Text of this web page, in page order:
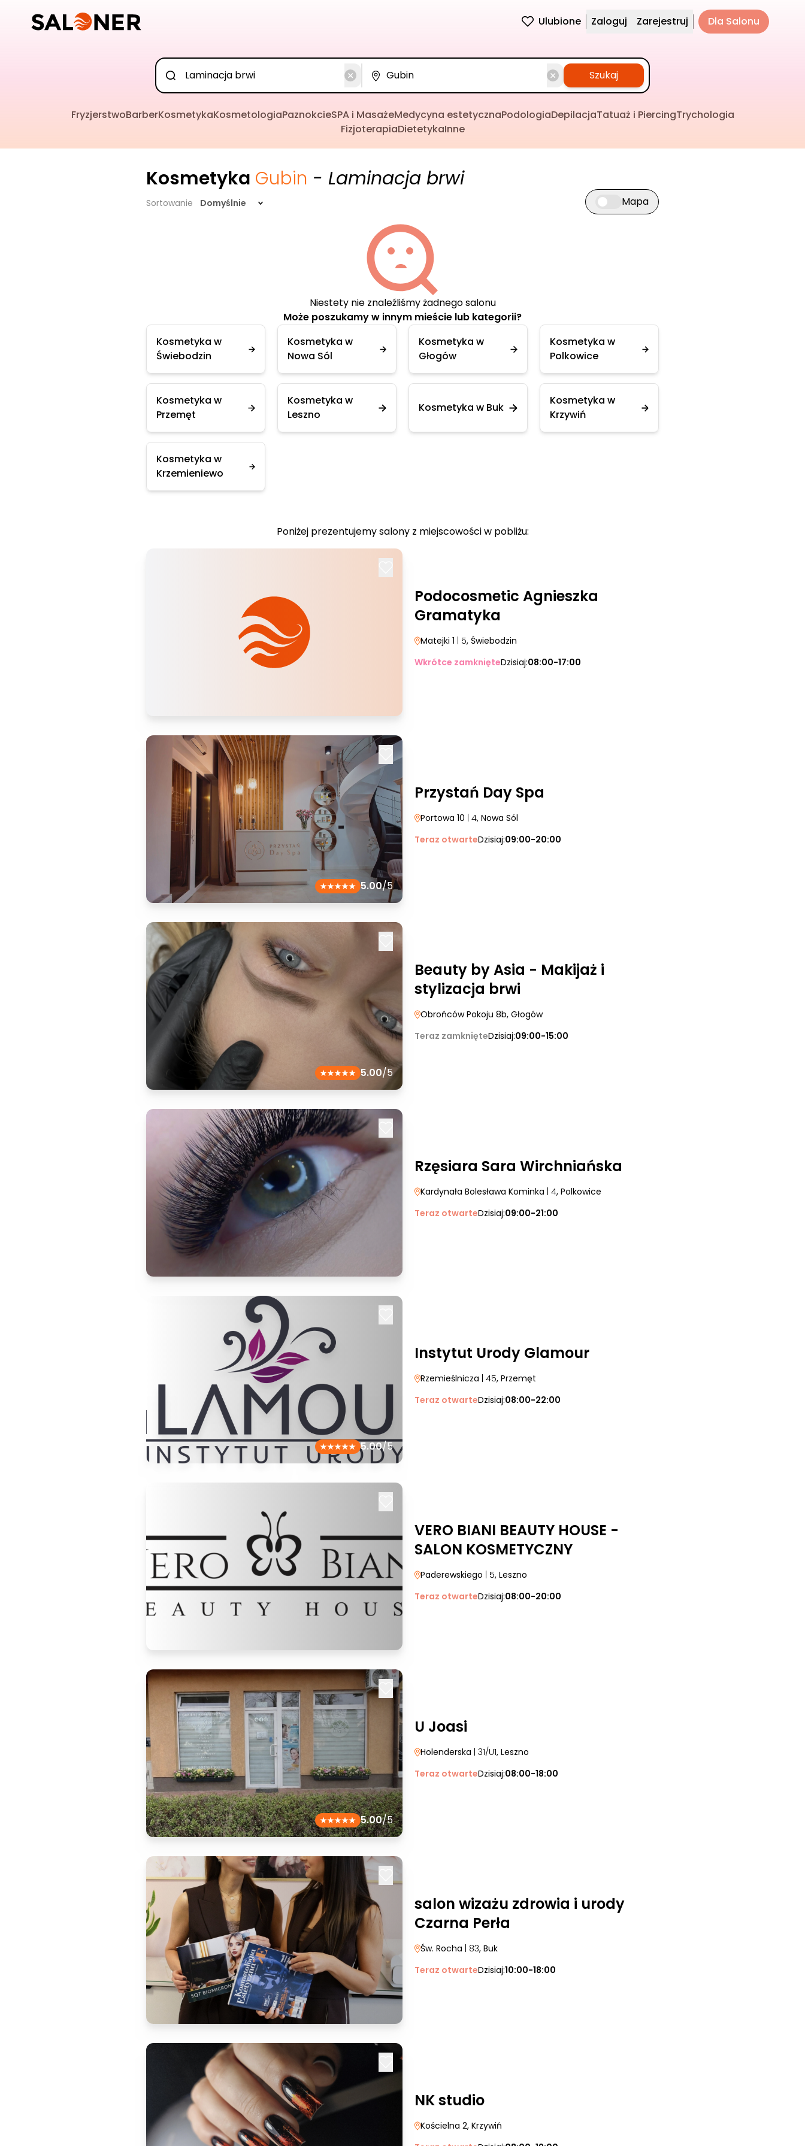
Ulubione Zaloguj Zarejestruj Dla Salonu
Szukaj
FryzjerstwoBarberKosmetykaKosmetologiaPaznokcieSPA i MasażeMedycyna estetycznaPodologiaDepilacjaTatuaż i PiercingTrychologia
FizjoterapiaDietetykaInne
Kosmetyka Gubin - Laminacja brwi
Sortowanie Domyślnie Przełącz widok mapy
Mapa
Niestety nie znaleźliśmy żadnego salonu
Może poszukamy w innym mieście lub kategorii?
Kosmetyka w
Świebodzin
Kosmetyka w
Nowa Sól
Kosmetyka w
Głogów
Kosmetyka w
Polkowice
Kosmetyka w
Przemęt
Kosmetyka w
Leszno
Kosmetyka w Buk
Kosmetyka w
Krzywiń
Kosmetyka w
Krzemieniewo
Poniżej prezentujemy salony z miejscowości w pobliżu:
Podocosmetic Agnieszka
Gramatyka
Matejki 1 | 5, Świebodzin
Wkrótce zamknięteDzisiaj:08:00-17:00
5.00/5
Przystań Day Spa
Portowa 10 | 4, Nowa Sól
Teraz otwarteDzisiaj:09:00-20:00
5.00/5
Beauty by Asia - Makijaż i
stylizacja brwi
Obrońców Pokoju 8b, Głogów
Teraz zamknięteDzisiaj:09:00-15:00
Rzęsiara Sara Wirchniańska
Kardynała Bolesława Kominka | 4, Polkowice
Teraz otwarteDzisiaj:09:00-21:00
5.00/5
Instytut Urody Glamour
Rzemieślnicza | 45, Przemęt
Teraz otwarteDzisiaj:08:00-22:00
VERO BIANI BEAUTY HOUSE -
SALON KOSMETYCZNY
Paderewskiego | 5, Leszno
Teraz otwarteDzisiaj:08:00-20:00
5.00/5
U Joasi
Holenderska | 31/U1, Leszno
Teraz otwarteDzisiaj:08:00-18:00
salon wizażu zdrowia i urody
Czarna Perła
Św. Rocha | 83, Buk
Teraz otwarteDzisiaj:10:00-18:00
NK studio
Kościelna 2, Krzywiń